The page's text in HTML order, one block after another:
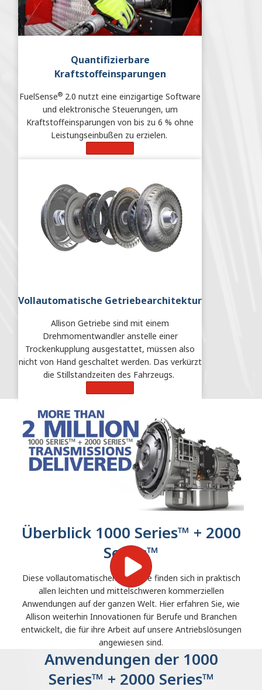
Quantifizierbare
Kraftstoffeinsparungen
FuelSense® 2.0 nutzt eine einzigartige Software
und elektronische Steuerungen, um
Kraftstoffeinsparungen von bis zu 6 % ohne
Leistungseinbußen zu erzielen.
Vollautomatische Getriebearchitektur
Allison Getriebe sind mit einem
Drehmomentwandler anstelle einer
Trockenkupplung ausgestattet, müssen also
nicht von Hand geschaltet werden. Das verkürzt
die Stillstandzeiten des Fahrzeugs.
Überblick 1000 Series™ + 2000
Series™
Diese vollautomatischen Getriebe finden sich in praktisch
allen leichten und mittelschweren kommerziellen
Anwendungen auf der ganzen Welt. Hier erfahren Sie, wie
Allison weiterhin Innovationen für Berufe und Branchen
entwickelt, die für ihre Arbeit auf unsere Antriebslösungen
angewiesen sind.
Anwendungen der 1000
Series™ + 2000 Series™